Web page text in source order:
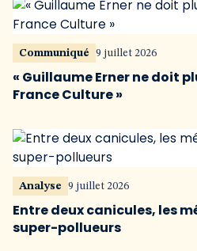
Communiqué 9 juillet 2026
« Guillaume Erner ne doit
France Culture »
Analyse 9 juillet 2026
Entre deux canicules, les
super-pollueurs